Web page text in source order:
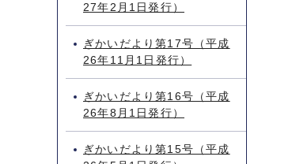
27年2月1日発行）
ぎかいだより第17号（平成
26年11月1日発行）
ぎかいだより第16号（平成
26年8月1日発行）
ぎかいだより第15号（平成